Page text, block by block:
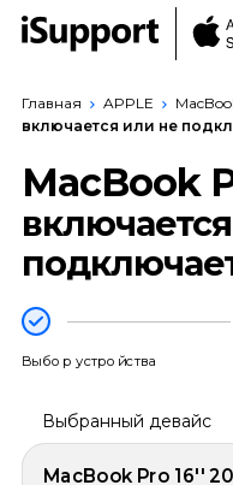
Главная APPLE
включается или не
MacBook
Выбор устройства
Выбранный девайс
MacBook Pro 16''